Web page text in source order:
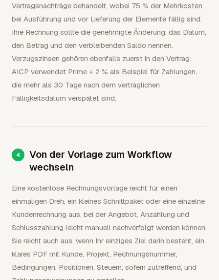
Vertragsnachträge behandelt, wobei 75 % der Mehrkosten
bei Ausführung und vor Lieferung der Elemente fällig sind.
Ihre Rechnung sollte die genehmigte Änderung, das Datum,
den Betrag und den verbleibenden Saldo nennen.
Verzugszinsen gehören ebenfalls zuerst in den Vertrag;
AICP verwendet Prime + 2 % als Beispiel für Zahlungen,
die mehr als 30 Tage nach dem vertraglichen
Fälligkeitsdatum verspätet sind.
Von der Vorlage zum Workflow
wechseln
Eine kostenlose Rechnungsvorlage reicht für einen
einmaligen Dreh, ein kleines Schnittpaket oder eine einzelne
Kundenrechnung aus, bei der Angebot, Anzahlung und
Schlusszahlung leicht manuell nachverfolgt werden können.
Sie reicht auch aus, wenn Ihr einziges Ziel darin besteht, ein
klares PDF mit Kunde, Projekt, Rechnungsnummer,
Bedingungen, Positionen, Steuern, sofern zutreffend, und